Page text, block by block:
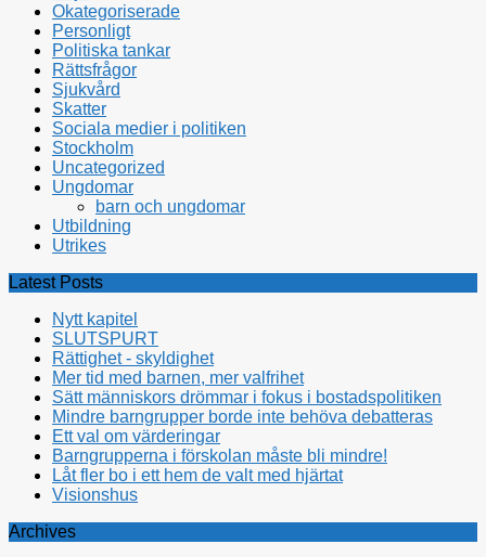
Okategoriserade
Personligt
Politiska tankar
Rättsfrågor
Sjukvård
Skatter
Sociala medier i politiken
Stockholm
Uncategorized
Ungdomar
barn och ungdomar
Utbildning
Utrikes
Latest Posts
Nytt kapitel
SLUTSPURT
Rättighet - skyldighet
Mer tid med barnen, mer valfrihet
Sätt människors drömmar i fokus i bostadspolitiken
Mindre barngrupper borde inte behöva debatteras
Ett val om värderingar
Barngrupperna i förskolan måste bli mindre!
Låt fler bo i ett hem de valt med hjärtat
Visionshus
Archives